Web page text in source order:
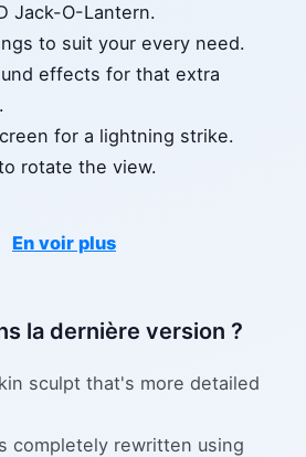
Jack-O-Lantern.
to suit your every need.
effects for that extra
for a lightning strike.
rotate the view.
En voir plus
la dernière version ?
sculpt that's more detailed
completely rewritten using